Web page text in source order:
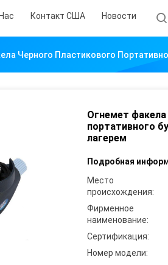
Контакт США Новости
Черного Пластикового
Огнемет факела
портативного
лагерем
Подробная
Место
происхождения:
Фирменное
наименование:
Сертификация:
Номер модели: